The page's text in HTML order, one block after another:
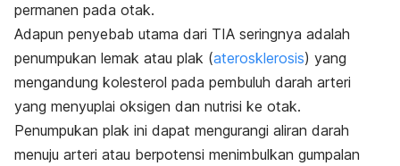
permanen pada otak.
Adapun penyebab utama dari TIA seringnya adalah
penumpukan lemak atau plak (aterosklerosis) yang
mengandung kolesterol pada pembuluh darah arteri
yang menyuplai oksigen dan nutrisi ke otak.
Penumpukan plak ini dapat mengurangi aliran darah
menuju arteri atau berpotensi menimbulkan gumpalan